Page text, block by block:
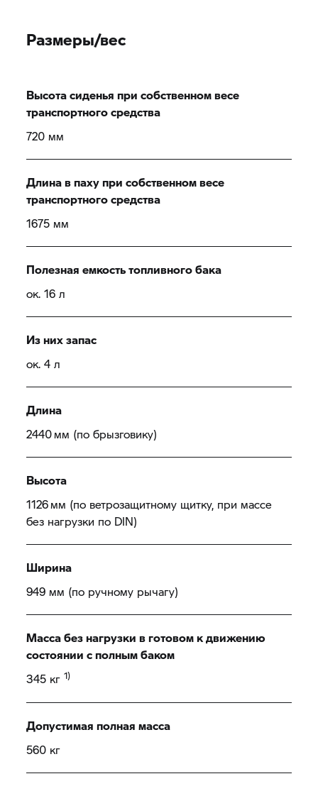
Размеры/вес
Высота сиденья при собственном весе
транспортного средства
720 мм
Длина в паху при собственном весе
транспортного средства
1675 мм
Полезная емкость топливного бака
ок. 16 л
Из них запас
ок. 4 л
Длина
2440 мм (по брызговику)
Высота
1126 мм (по ветрозащитному щитку, при массе
без нагрузки по DIN)
Ширина
949 мм (по ручному рычагу)
Масса без нагрузки в готовом к движению
состоянии с полным баком
345 кг1)
Допустимая полная масса
560 кг